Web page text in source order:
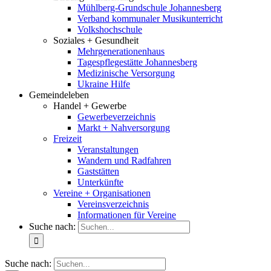
Mühlberg-Grundschule Johannesberg
Verband kommunaler Musikunterricht
Volkshochschule
Soziales + Gesundheit
Mehrgenerationenhaus
Tagespflegestätte Johannesberg
Medizinische Versorgung
Ukraine Hilfe
Gemeindeleben
Handel + Gewerbe
Gewerbeverzeichnis
Markt + Nahversorgung
Freizeit
Veranstaltungen
Wandern und Radfahren
Gaststätten
Unterkünfte
Vereine + Organisationen
Vereinsverzeichnis
Informationen für Vereine
Suche nach:
Suche nach: